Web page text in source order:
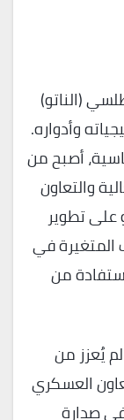
(الناتو)
وأدواره.
أصبح من
والتعاون
على تطوير
المتغيرة في
من
يُعزز من
العسكري
في صدارة